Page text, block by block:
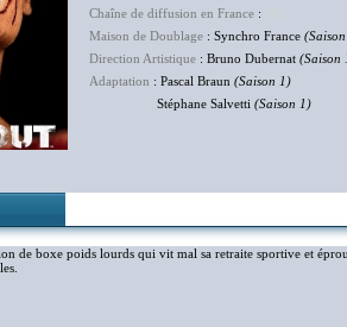
Chaîne de diffusion en France :
Maison de Doublage : Synchro France
Direction Artistique : Bruno Dubernat (Saison
Adaptation : Pascal Braun (Saison 1)
Stéphane Salvetti (Saison 1)
de boxe poids lourds qui vit mal sa retraite sportive et